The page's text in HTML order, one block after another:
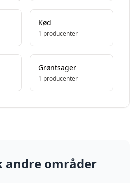
Kød
1 producenter
Grøntsager
1 producenter
andre områder